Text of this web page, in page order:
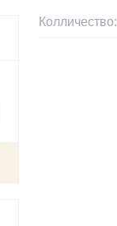
Колличество: